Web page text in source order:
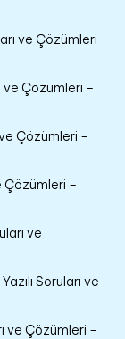
ve Çözümleri
ve Çözümleri –
ve Çözümleri –
Çözümleri –
ve
Soruları ve
ve Çözümleri –